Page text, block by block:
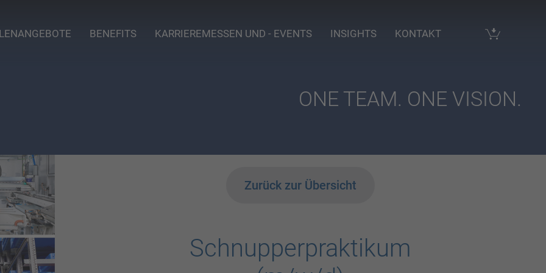
BENEFITS KARRIEREMESSEN UND - EVENTS INSIGHTS KONTAKT
ONE TEAM. ONE VISION.
Zurück zur Übersicht
Schnupperpraktikum